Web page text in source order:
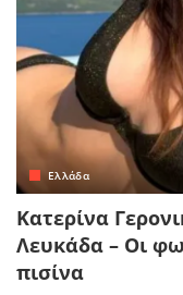
Ελλάδα
Κατερίνα
Λευκάδα – Οι
πισίνα